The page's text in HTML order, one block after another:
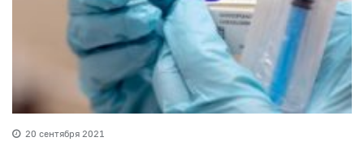
20 сентября 2021